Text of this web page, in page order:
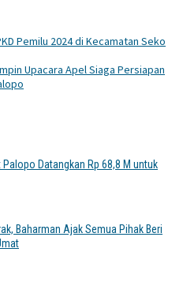
Pemilu 2024 di Kecamatan Seko
Upacara Apel Siaga Persiapan
Datangkan Rp 68,8 M untuk
Baharman Ajak Semua Pihak Beri